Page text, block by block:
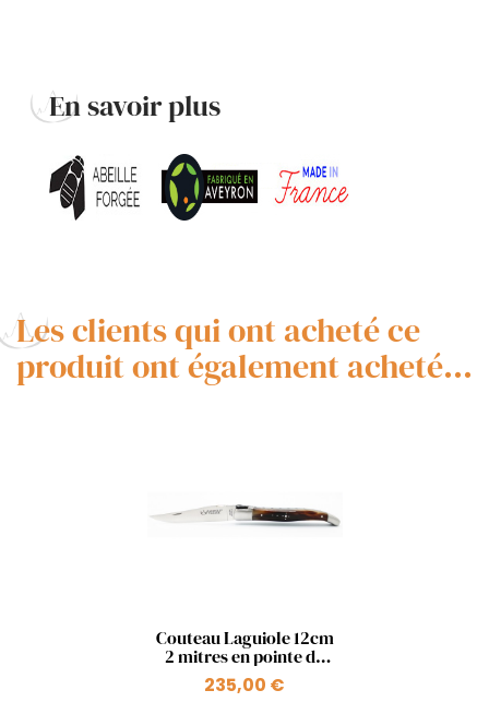
En savoir plus
Les clients qui ont acheté ce
produit ont également acheté...
Aperçu rapide
Couteau Laguiole 12cm
2 mitres en pointe de
corne, Tête de Cerf
235,00 €